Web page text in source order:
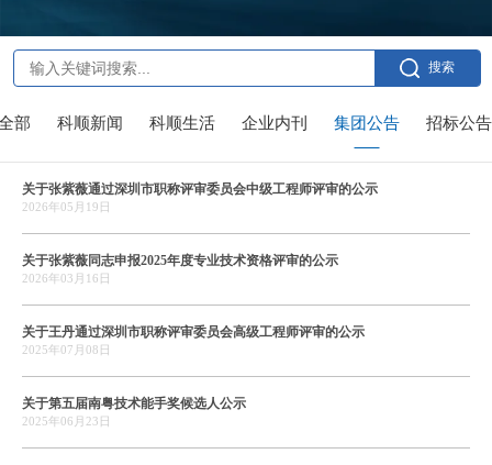
搜索
部 科顺新闻 科顺生活 企业内刊 集团公告 招标公告
关于张紫薇通过深圳市职称评审委员会中级工程师评审的公示
2026年05月19日
关于张紫薇同志申报2025年度专业技术资格评审的公示
2026年03月16日
关于王丹通过深圳市职称评审委员会高级工程师评审的公示
2025年07月08日
关于第五届南粤技术能手奖候选人公示
2025年06月23日